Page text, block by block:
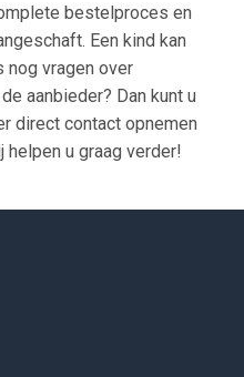
bestelproces en
Een kind kan
nog vragen over
aanbieder? Dan kunt u
direct contact opnemen
u graag verder!